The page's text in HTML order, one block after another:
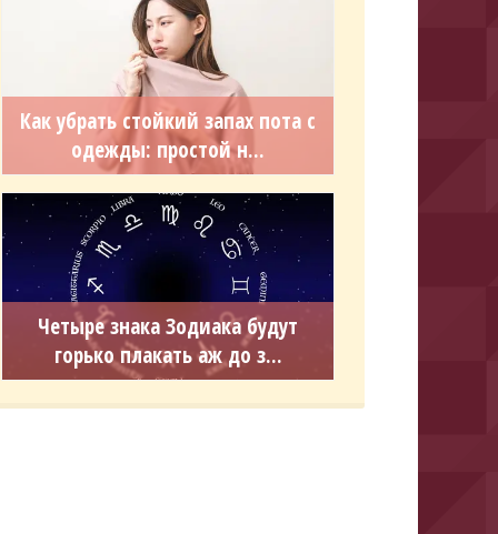
Как убрать стойкий запах пота с
одежды: простой н...
Четыре знака Зодиака будут
горько плакать аж до з...